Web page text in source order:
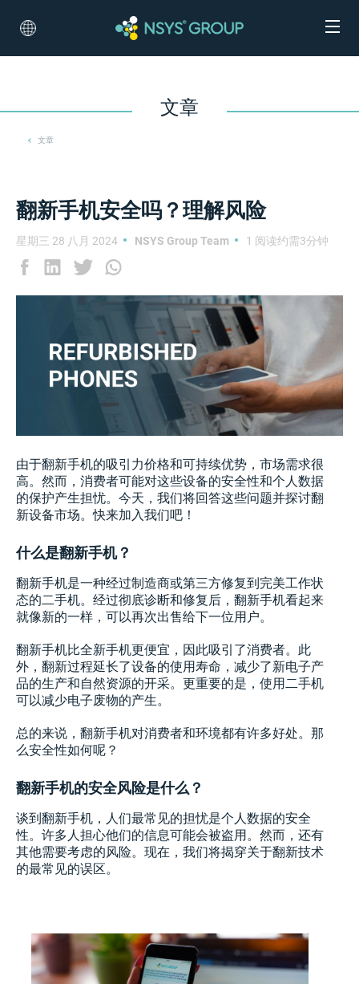
文章
文章
翻新手机安全吗？理解风险
星期三 28 八月 2024 NSYS Group Team 1 阅读约需3分钟
由于翻新手机的吸引力价格和可持续优势，市场需求很
高。然而，消费者可能对这些设备的安全性和个人数据
的保护产生担忧。今天，我们将回答这些问题并探讨翻
新设备市场。快来加入我们吧！
什么是翻新手机？
翻新手机是一种经过制造商或第三方修复到完美工作状
态的二手机。经过彻底诊断和修复后，翻新手机看起来
就像新的一样，可以再次出售给下一位用户。
翻新手机比全新手机更便宜，因此吸引了消费者。此
外，翻新过程延长了设备的使用寿命，减少了新电子产
品的生产和自然资源的开采。更重要的是，使用二手机
可以减少电子废物的产生。
总的来说，翻新手机对消费者和环境都有许多好处。那
么安全性如何呢？
翻新手机的安全风险是什么？
谈到翻新手机，人们最常见的担忧是个人数据的安全
性。许多人担心他们的信息可能会被盗用。然而，还有
其他需要考虑的风险。现在，我们将揭穿关于翻新技术
的最常见的误区。